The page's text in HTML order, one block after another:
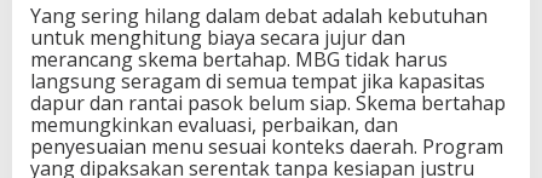
Yang sering hilang dalam debat adalah kebutuhan
untuk menghitung biaya secara jujur dan
merancang skema bertahap. MBG tidak harus
langsung seragam di semua tempat jika kapasitas
dapur dan rantai pasok belum siap. Skema bertahap
memungkinkan evaluasi, perbaikan, dan
penyesuaian menu sesuai konteks daerah. Program
yang dipaksakan serentak tanpa kesiapan justru